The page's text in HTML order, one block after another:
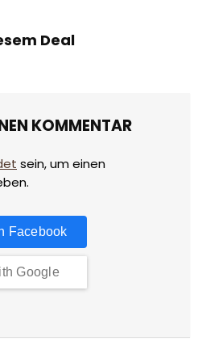
Deal
KOMMENTAR
sein, um einen
Facebook
Google